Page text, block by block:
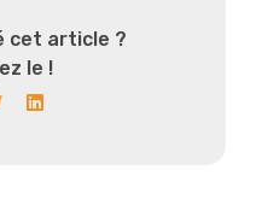
cet article ?
le !